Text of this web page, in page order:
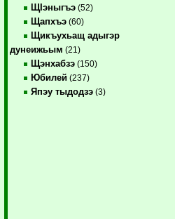
ЩIэныгъэ (52)
Щапхъэ (60)
Щикъухьащ адыгэр
дунеижьым (21)
Щэнхабзэ (150)
Юбилей (237)
Япэу тыдодзэ (3)